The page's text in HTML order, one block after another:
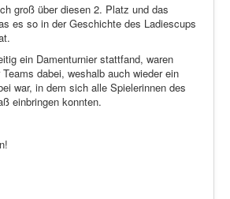
groß über diesen 2. Platz und das
es so in der Geschichte des Ladiescups
ein Damenturnier stattfand, waren
dabei, weshalb auch wieder ein
war, in dem sich alle Spielerinnen des
einbringen konnten.